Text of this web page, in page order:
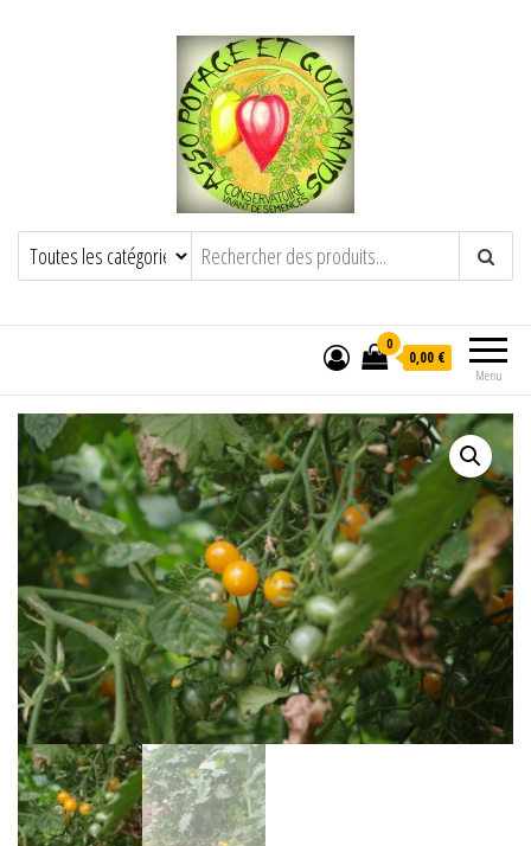
POTAGE ET GOURMANDSSemence paysanne naturelle
——————————————-
Menu
0
0,00 €